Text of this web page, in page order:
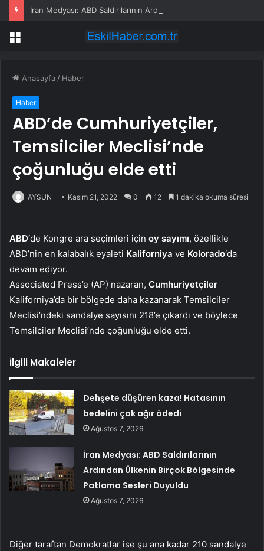
Menü
Anasayfa / Haber
Haber
ABD’de Cumhuriyetçiler,
Temsilciler Meclisi’nde
çoğunluğu elde etti
AYSUN Kasım 21, 2022 0 12 1 dakika okuma süresi
ABD‘de Kongre ara seçimleri için oy sayımı, özellikle
ABD’nin en kalabalık eyaleti Kaliforniya ve Kolorado‘da
devam ediyor.
Associated Press’e (AP) nazaran, Cumhuriyetçiler
Kaliforniya’da bir bölgede daha kazanarak Temsilciler
Meclisi’ndeki sandalye sayısını 218’e çıkardı ve böylece
Temsilciler Meclisi’nde çoğunluğu elde etti.
İlgili Makaleler
Dehşete düşüren kaza! Hatasının
bedelini çok ağır ödedi
Ağustos 7, 2026
İran Medyası: ABD Saldırılarının
Ardından Ülkenin Birçok Bölgesinde
Patlama Sesleri Duyuldu
Ağustos 7, 2026
Diğer taraftan Demokratlar ise şu ana kadar 210 sandalye